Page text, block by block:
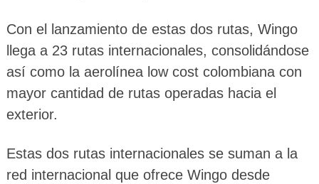
Con el lanzamiento de estas dos rutas, Wingo
llega a 23 rutas internacionales, consolidándose
así como la aerolínea low cost colombiana con
mayor cantidad de rutas operadas hacia el
exterior.
Estas dos rutas internacionales se suman a la
red internacional que ofrece Wingo desde